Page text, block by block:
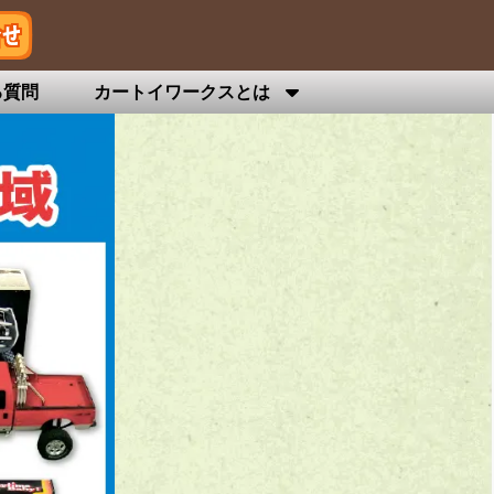
問 カートイワークスとは